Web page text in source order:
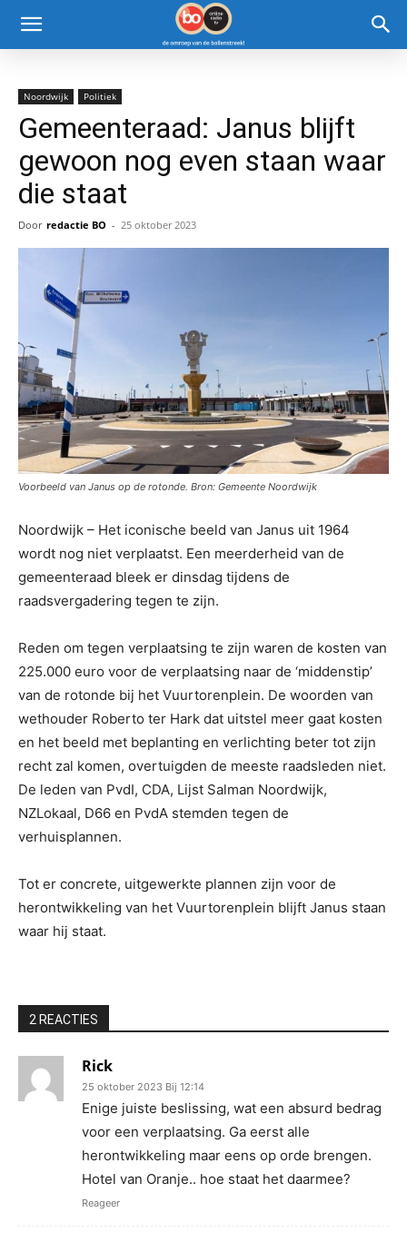
Noordwijk Politiek
Gemeenteraad: Janus blijft
gewoon nog even staan waar
die staat
Door redactie BO - 25 oktober 2023
Voorbeeld van Janus op de rotonde. Bron: Gemeente Noordwijk
Noordwijk – Het iconische beeld van Janus uit 1964
wordt nog niet verplaatst. Een meerderheid van de
gemeenteraad bleek er dinsdag tijdens de
raadsvergadering tegen te zijn.
Reden om tegen verplaatsing te zijn waren de kosten van
225.000 euro voor de verplaatsing naar de ‘middenstip’
van de rotonde bij het Vuurtorenplein. De woorden van
wethouder Roberto ter Hark dat uitstel meer gaat kosten
en het beeld met beplanting en verlichting beter tot zijn
recht zal komen, overtuigden de meeste raadsleden niet.
De leden van PvdI, CDA, Lijst Salman Noordwijk,
NZLokaal, D66 en PvdA stemden tegen de
verhuisplannen.
Tot er concrete, uitgewerkte plannen zijn voor de
herontwikkeling van het Vuurtorenplein blijft Janus staan
waar hij staat.
2 REACTIES
Rick
25 oktober 2023 Bij 12:14
Enige juiste beslissing, wat een absurd bedrag
voor een verplaatsing. Ga eerst alle
herontwikkeling maar eens op orde brengen.
Hotel van Oranje.. hoe staat het daarmee?
Reageer